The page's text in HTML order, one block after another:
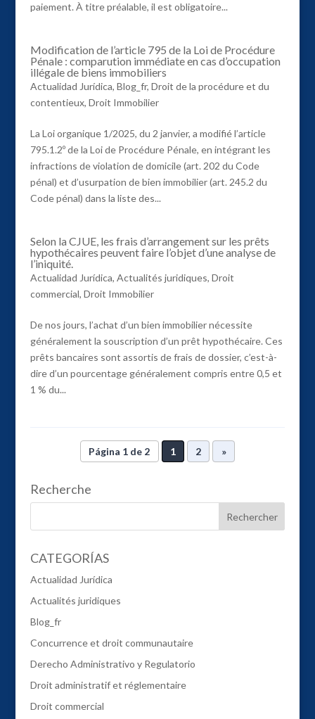
paiement. À titre préalable, il est obligatoire...
Modification de l’article 795 de la Loi de Procédure
Pénale : comparution immédiate en cas d’occupation
illégale de biens immobiliers
Actualidad Jurídica, Blog_fr, Droit de la procédure et du
contentieux, Droit Immobilier
La Loi organique 1/2025, du 2 janvier, a modifié l’article
795.1.2º de la Loi de Procédure Pénale, en intégrant les
infractions de violation de domicile (art. 202 du Code
pénal) et d’usurpation de bien immobilier (art. 245.2 du
Code pénal) dans la liste des...
Selon la CJUE, les frais d’arrangement sur les prêts
hypothécaires peuvent faire l’objet d’une analyse de
l’iniquité.
Actualidad Jurídica, Actualités juridiques, Droit
commercial, Droit Immobilier
De nos jours, l’achat d’un bien immobilier nécessite
généralement la souscription d’un prêt hypothécaire. Ces
prêts bancaires sont assortis de frais de dossier, c’est-à-
dire d’un pourcentage généralement compris entre 0,5 et
1 % du...
Página 1 de 2 1 2 »
Recherche
CATEGORÍAS
Actualidad Jurídica
Actualités juridiques
Blog_fr
Concurrence et droit communautaire
Derecho Administrativo y Regulatorio
Droit administratif et réglementaire
Droit commercial